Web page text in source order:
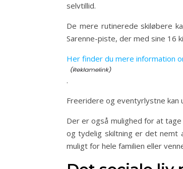
selvtillid.
De mere rutinerede skiløbere
Sarenne-piste, der med sine 16
Her finder du mere information
.
Freeridere og eventyrlystne
Der er også mulighed for at
og tydelig skiltning er det nemt
muligt for hele familien eller